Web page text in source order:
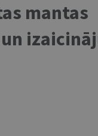
mantas